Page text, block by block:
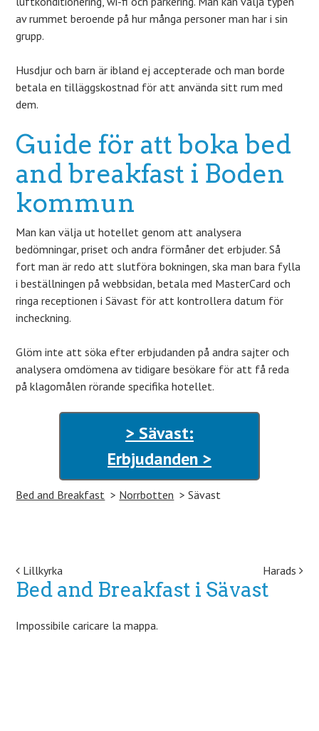
av rummet beroende på hur många personer man har i sin
grupp.
Husdjur och barn är ibland ej accepterade och man borde
betala en tilläggskostnad för att använda sitt rum med
dem.
Guide för att boka bed
and breakfast i Boden
kommun
Man kan välja ut hotellet genom att analysera
bedömningar, priset och andra förmåner det erbjuder. Så
fort man är redo att slutföra bokningen, ska man bara fylla
i beställningen på webbsidan, betala med MasterCard och
ringa receptionen i Sävast för att kontrollera datum för
incheckning.
Glöm inte att söka efter erbjudanden på andra sajter och
analysera omdömena av tidigare besökare för att få reda
på klagomålen rörande specifika hotellet.
> Sävast:
Erbjudanden >
Bed and Breakfast Norrbotten Sävast
Post navigation
Lillkyrka Harads
Bed and Breakfast i Sävast
Impossibile caricare la mappa.